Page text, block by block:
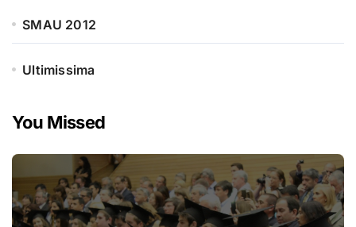
SMAU 2012
Ultimissima
You Missed